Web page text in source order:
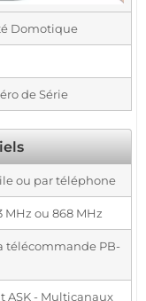
Domotique
de Série
ou par téléphone
ou 868 MHz
télécommande PB-
ASK - Multicanaux